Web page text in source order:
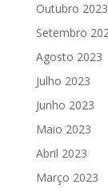
Outubro 2023
Setembro
Agosto 2023
Julho 2023
Junho 2023
Maio 2023
Abril 2023
Março 2023